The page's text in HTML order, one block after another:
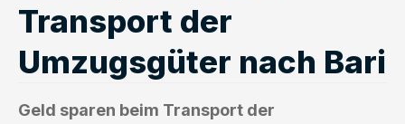
Transport der
Umzugsgüter nach Bari
Geld sparen beim Transport der